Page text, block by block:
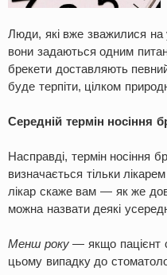
Люди, які вже зважилися на
вони задаються одним
брекети доставляють
буде терпіти, цілком
Середній термін носіння
Насправді, термін носіння
визначається тільки
лікар скаже вам — як же
можна назвати деякі
Менш року— якщо пацієнт
цьому випадку до